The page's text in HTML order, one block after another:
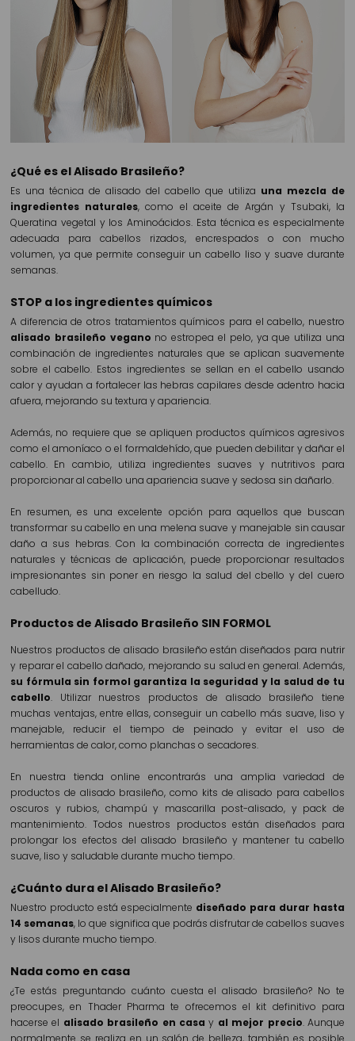
¿Qué es el Alisado Brasileño?
Es una técnica de alisado del cabello que utiliza una mezcla de
ingredientes naturales, como el aceite de Argán y Tsubaki, la
Queratina vegetal y los Aminoácidos. Esta técnica es especialmente
adecuada para cabellos rizados, encrespados o con mucho
volumen, ya que permite conseguir un cabello liso y suave durante
semanas.
STOP a los ingredientes químicos
A diferencia de otros tratamientos químicos para el cabello, nuestro
alisado brasileño vegano no estropea el pelo, ya que utiliza una
combinación de ingredientes naturales que se aplican suavemente
sobre el cabello. Estos ingredientes se sellan en el cabello usando
calor y ayudan a fortalecer las hebras capilares desde adentro hacia
afuera, mejorando su textura y apariencia.
Además, no requiere que se apliquen productos químicos agresivos
como el amoníaco o el formaldehído, que pueden debilitar y dañar el
cabello. En cambio, utiliza ingredientes suaves y nutritivos para
proporcionar al cabello una apariencia suave y sedosa sin dañarlo.
En resumen, es una excelente opción para aquellos que buscan
transformar su cabello en una melena suave y manejable sin causar
daño a sus hebras. Con la combinación correcta de ingredientes
naturales y técnicas de aplicación, puede proporcionar resultados
impresionantes sin poner en riesgo la salud del cbello y del cuero
cabelludo.
Productos de Alisado Brasileño SIN FORMOL
Nuestros productos de alisado brasileño están diseñados para nutrir
y reparar el cabello dañado, mejorando su salud en general. Además,
su fórmula sin formol garantiza la seguridad y la salud de tu
cabello. Utilizar nuestros productos de alisado brasileño tiene
muchas ventajas, entre ellas, conseguir un cabello más suave, liso y
manejable, reducir el tiempo de peinado y evitar el uso de
herramientas de calor, como planchas o secadores.
En nuestra tienda online encontrarás una amplia variedad de
productos de alisado brasileño, como kits de alisado para cabellos
oscuros y rubios, champú y mascarilla post-alisado, y pack de
mantenimiento. Todos nuestros productos están diseñados para
prolongar los efectos del alisado brasileño y mantener tu cabello
suave, liso y saludable durante mucho tiempo.
¿Cuánto dura el Alisado Brasileño?
Nuestro producto está especialmente diseñado para durar hasta
14 semanas, lo que significa que podrás disfrutar de cabellos suaves
y lisos durante mucho tiempo.
Nada como en casa
¿Te estás preguntando cuánto cuesta el alisado brasileño? No te
preocupes, en Thader Pharma te ofrecemos el kit definitivo para
hacerse el alisado brasileño en casa y al mejor precio. Aunque
normalmente se realiza en un salón de belleza, también es posible